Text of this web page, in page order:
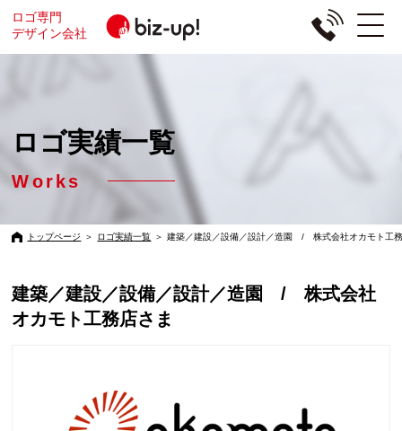
ロゴ専門
デザイン会社
ロゴ実績一覧
Works
トップページ ＞ ロゴ実績一覧 ＞ 建築／建設／設備／設計／造園 / 株式会社オカモト工
建築／建設／設備／設計／造園 / 株式会社
オカモト工務店さま